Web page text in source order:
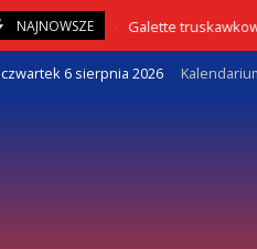
NAJNOWSZE
05/08/2026 Galette truskawkowo-
czwartek 6 sierpnia 2026